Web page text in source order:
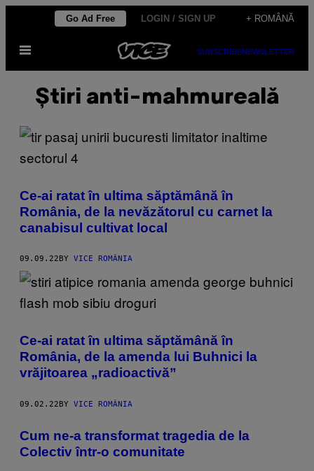
content
Go Ad Free LOGIN / SIGN UP + ROMÂNĂ
Open
SUBSCRIBENEWSLETTER
Știri anti-mahmureală
Ce-ai ratat în ultima săptămână în
România, de la nevăzătorul cu carnet la
canabisul cultivat local
09.09.22 BY VICE ROMÂNIA
Ce-ai ratat în ultima săptămână în
România, de la amenda lui Buhnici la
vrăjitoarea „radioactivă”
09.02.22BY VICE ROMÂNIA
Cum ne-a transformat tragedia de la
Colectiv într-o comunitate